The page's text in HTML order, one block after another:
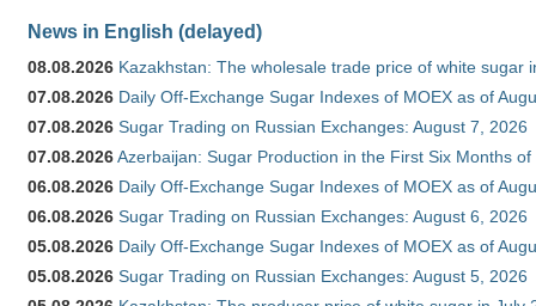
News in English (delayed)
08.08.2026 Kazakhstan: The wholesale trade price of white sugar
07.08.2026 Daily Off-Exchange Sugar Indexes of MOEX as of
07.08.2026 Sugar Trading on Russian Exchanges: August 7, 2026
07.08.2026Azerbaijan: Sugar Production in the First Six Months of
06.08.2026 Daily Off-Exchange Sugar Indexes of MOEX as of
06.08.2026 Sugar Trading on Russian Exchanges: August 6, 2026
05.08.2026 Daily Off-Exchange Sugar Indexes of MOEX as of
05.08.2026 Sugar Trading on Russian Exchanges: August 5, 2026